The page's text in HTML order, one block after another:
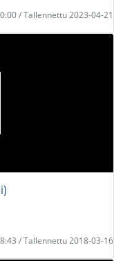
/ Tallennettu 2023-04-21
/ Tallennettu 2018-03-16